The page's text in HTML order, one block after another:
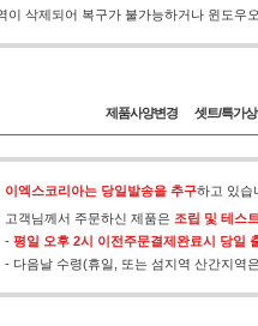
이 삭제되어 복구가 불가능하거나 윈도
제품사양변경 셋트/특가
이엑스코리아는 당일발송을 추구하고 있습
고객님께서 주문하신 제품은 조립 및 테스
- 평일 오후 2시 이전주문결제완료시 당일
- 다음날 수령(휴일, 또는 섬지역 산간지역